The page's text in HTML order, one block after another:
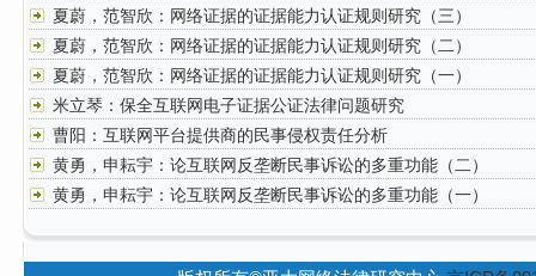
（一）
夏蔚，范智欣：网络证据的证据能力认证规则研究（三）
夏蔚，范智欣：网络证据的证据能力认证规则研究（二）
夏蔚，范智欣：网络证据的证据能力认证规则研究（一）
米立琴：保全互联网电子证据公证法律问题研究
曹阳：互联网平台提供商的民事侵权责任分析
黄勇，申耘宇：论互联网反垄断民事诉讼的多重功能（二）
黄勇，申耘宇：论互联网反垄断民事诉讼的多重功能（一）